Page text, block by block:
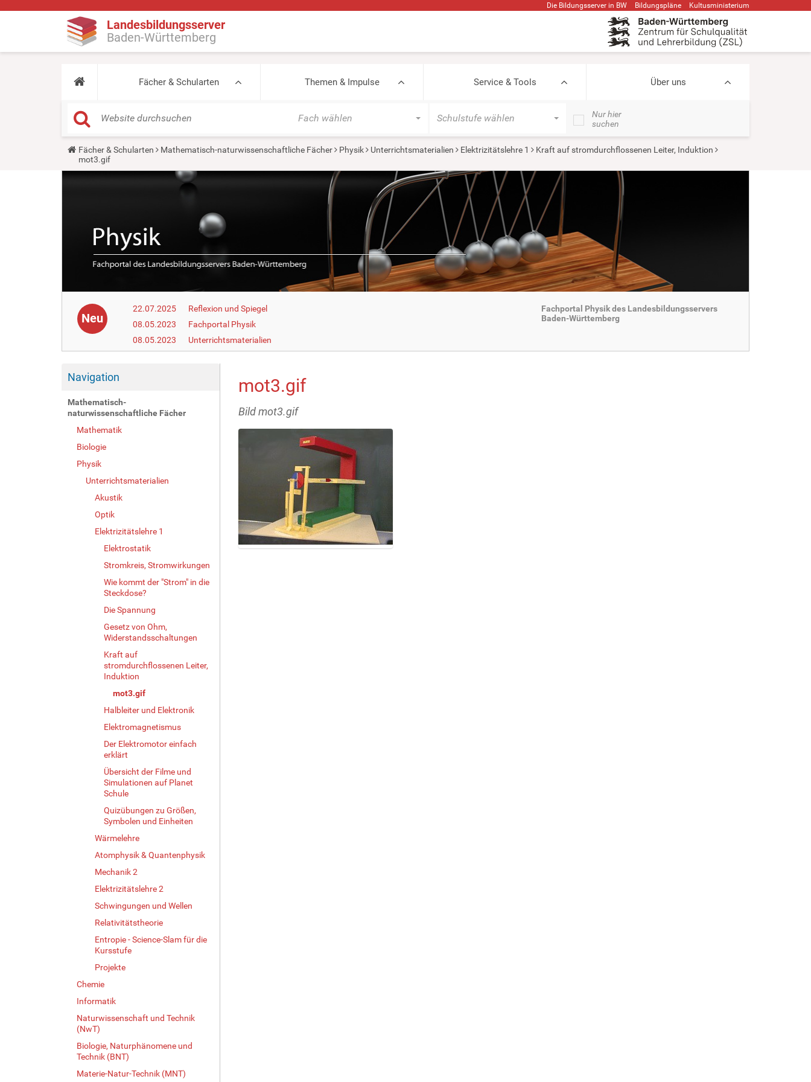
Die Bildungsserver in BW Bildungspläne Kultusministerium
Landesbildungsserver
Baden-Württemberg
Fächer & Schularten Themen & Impulse Service & Tools Über uns
Fach wählen Schulstufe wählen
Nur hier
suchen
Y
u
Fächer & Schularten Mathematisch-naturwissenschaftliche Fächer Physik Unterrichtsmaterialien Elektrizitätslehre 1
Kraft auf stromdurchflossenen Leiter, Induktion
mot3.gif
Neu
22.07.2025
Reflexion und Spiegel
08.05.2023
Fachportal Physik
08.05.2023
Unterrichtsmaterialien
Fachportal Physik des Landesbildungsservers
Baden-Württemberg
Navigation
Mathematisch-
naturwissenschaftliche Fächer
Mathematik
Biologie
Physik
Unterrichtsmaterialien
Akustik
Optik
Elektrizitätslehre 1
Elektrostatik
Stromkreis, Stromwirkungen
Wie kommt der "Strom" in die
Steckdose?
Die Spannung
Gesetz von Ohm,
Widerstandsschaltungen
Kraft auf
stromdurchflossenen Leiter,
Induktion
mot3.gif
Halbleiter und Elektronik
Elektromagnetismus
Der Elektromotor einfach
erklärt
Übersicht der Filme und
Simulationen auf Planet
Schule
Quizübungen zu Größen,
Symbolen und Einheiten
Wärmelehre
Atomphysik & Quantenphysik
Mechanik 2
Elektrizitätslehre 2
Schwingungen und Wellen
Relativitätstheorie
Entropie - Science-Slam für die
Kursstufe
Projekte
Chemie
Informatik
Naturwissenschaft und Technik
(NwT)
Biologie, Naturphänomene und
Technik (BNT)
Materie-Natur-Technik (MNT)
mot3.gif
Bild mot3.gif